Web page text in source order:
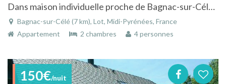
Dans maison individuelle proche de Bagnac-sur-Célé limite lot /CANTAL appartement indépendant dans parc boisé avec piscine privée
Bagnac-sur-Célé (7 km), Lot, Midi-Pyrénées, France
Appartement
2 chambres 4 personnes
150€/nuit